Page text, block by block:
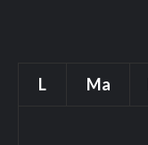
L Ma